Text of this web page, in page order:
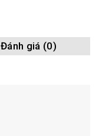
Đánh giá (0)